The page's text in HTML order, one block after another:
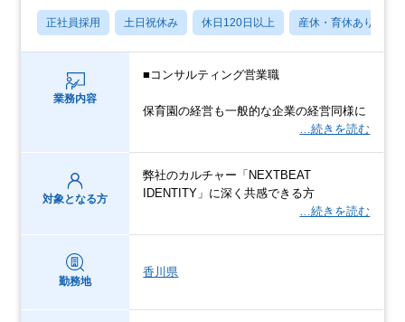
正社員採用 土日祝休み 休日120日以上 産休・育休あり
業務内容
■コンサルティング営業職
保育園の経営も一般的な企業の経営同様に
…続きを読む
対象となる方
弊社のカルチャー「NEXTBEAT
IDENTITY」に深く共感できる方
…続きを読む
勤務地
香川県